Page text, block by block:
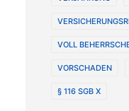
VOLL
VORSCHADEN
§ 116 SGB X